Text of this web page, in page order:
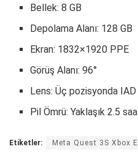
Bellek: 8 GB
Depolama Alanı: 128 GB
Ekran: 1832×1920 PPE
Görüş Alanı: 96°
Lens: Üç pozisyonda
Pil Ömrü: Yaklaşık 2.5
Etiketler: Meta Quest 3S Xbox